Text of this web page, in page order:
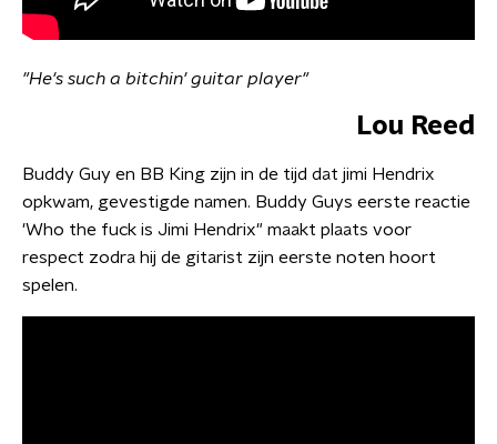
"He's such a bitchin' guitar player"
Lou Reed
Buddy Guy en BB King zijn in de tijd dat jimi Hendrix
opkwam, gevestigde namen. Buddy Guys eerste reactie
'Who the fuck is Jimi Hendrix" maakt plaats voor
respect zodra hij de gitarist zijn eerste noten hoort
spelen.